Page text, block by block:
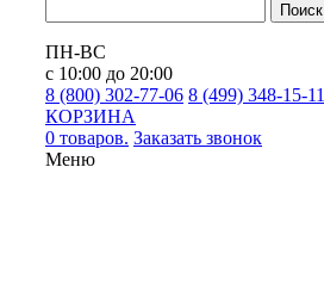
Поиск
ПН-ВС
с 10:00 до 20:00
8 (800) 302-77-06 8 (499) 348-15-11
КОРЗИНА
0 товаров. Заказать звонок
Меню